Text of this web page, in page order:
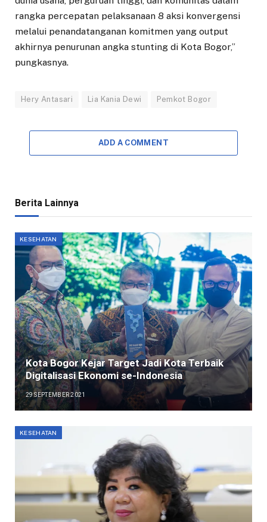
rangka percepatan pelaksanaan 8 aksi konvergensi
melalui penandatanganan komitmen yang output
akhirnya penurunan angka stunting di Kota Bogor,”
pungkasnya.
Hery Antasari Lia Kania Dewi Pemkot Bogor
ADD A COMMENT
Berita Lainnya
KESEHATAN
Kota Bogor Kejar Target Jadi Kota Terbaik
Digitalisasi Ekonomi se-Indonesia
29 SEPTEMBER 2021
KESEHATAN